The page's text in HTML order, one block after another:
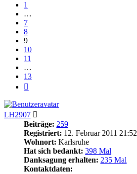
1
…
7
8
9
10
11
…
13
LH2907
Beiträge: 259
Registriert: 12. Februar 2011 21:52
Wohnort: Karlsruhe
Hat sich bedankt: 398 Mal
Danksagung erhalten: 235 Mal
Kontaktdaten: